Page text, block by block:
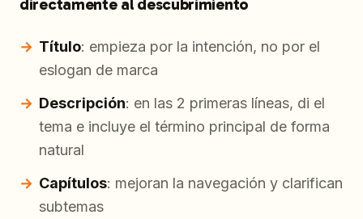
directamente al descubrimiento
Título: empieza por la intención, no por el
eslogan de marca
Descripción: en las 2 primeras líneas, di el
tema e incluye el término principal de forma
natural
Capítulos: mejoran la navegación y clarifican
subtemas